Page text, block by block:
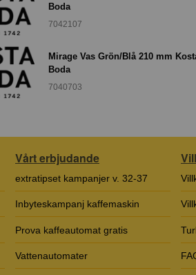
Boda
7042107
Mirage Vas Grön/Blå 210 mm
Boda
7040703
Vårt erbjudande
extratipset kampanjer v. 32-37
Inbyteskampanj kaffemaskin
Prova kaffeautomat gratis
Vattenautomater